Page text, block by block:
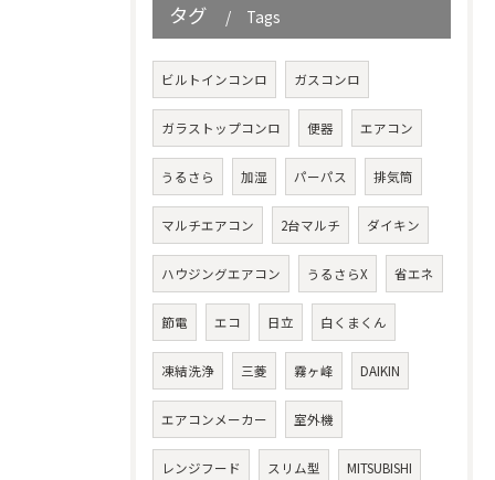
タグ Tags
ビルトインコンロ ガスコンロ
ガラストップコンロ 便器 エアコン
うるさら 加湿 パーパス 排気筒
マルチエアコン 2台マルチ ダイキン
ハウジングエアコン うるさらX 省エネ
節電 エコ 日立 白くまくん
凍結洗浄 三菱 霧ヶ峰 DAIKIN
エアコンメーカー 室外機
レンジフード スリム型 MITSUBISHI